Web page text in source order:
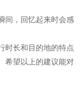
间，回忆起来时会感
时长和目的地的特点
希望以上的建议能对